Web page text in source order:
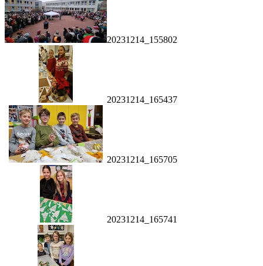
20231214_155802
20231214_165437
20231214_165705
20231214_165741